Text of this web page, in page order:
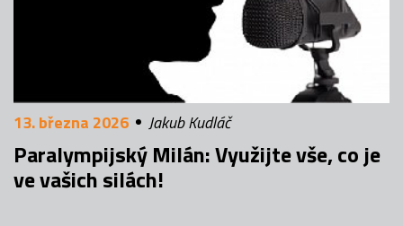
13. března 2026 Jakub Kudláč
Paralympijský Milán: Využijte vše, co je
ve vašich silách!